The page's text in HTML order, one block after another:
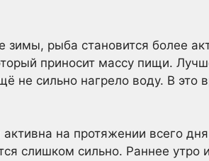
зимы, рыба становится более
приносит массу пищи.
не сильно нагрело воду. В
на протяжении всего
слишком сильно. Раннее утро